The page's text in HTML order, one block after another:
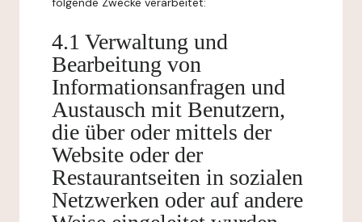
4.1 Verwaltung und
Bearbeitung von
Informationsanfragen und
Austausch mit Benutzern,
die über oder mittels der
Website oder der
Restaurantseiten in sozialen
Netzwerken oder auf andere